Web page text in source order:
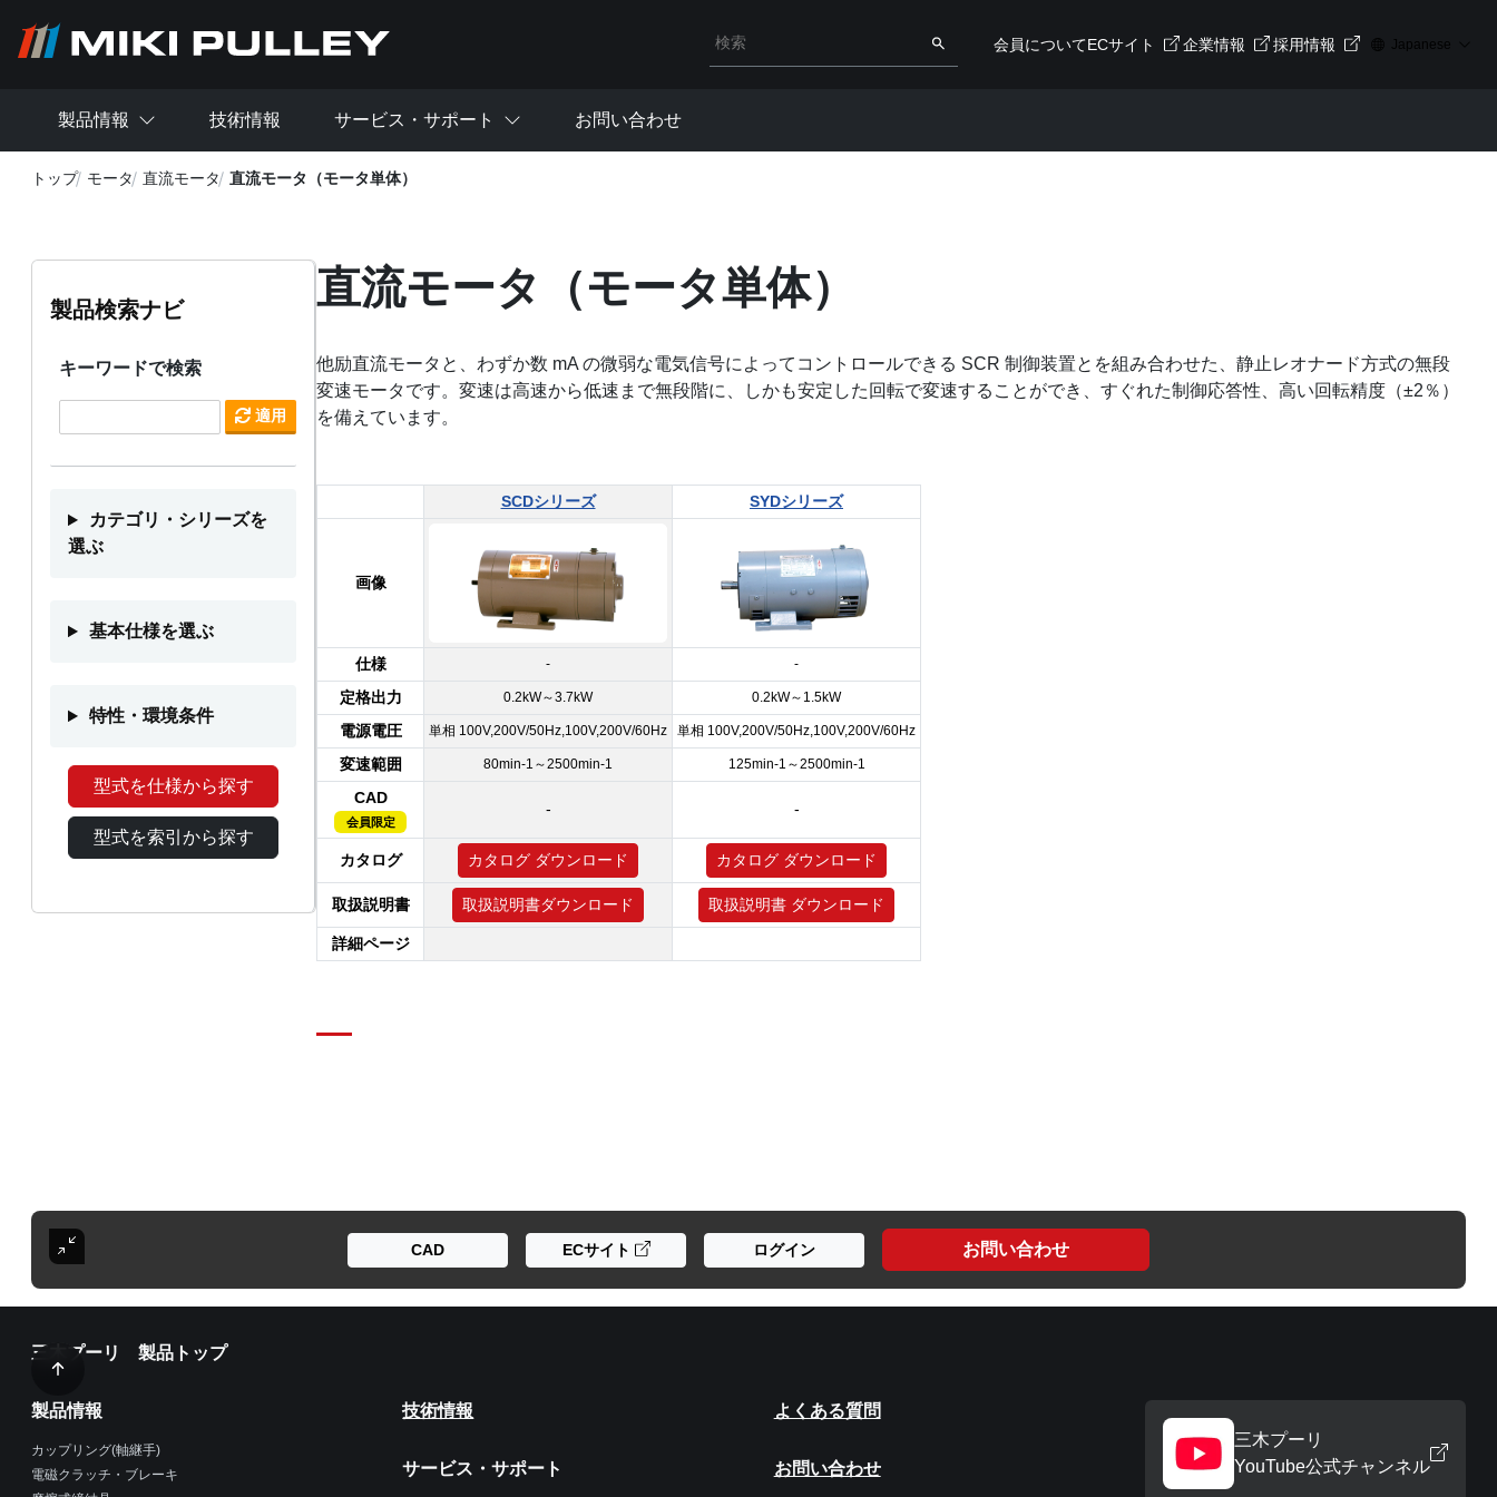
検索キーワード入力 検索
会員についてECサイト 企業情報 採用情報 Japanese
製品情報 技術情報 サービス・サポート お問い合わせ
トップ モータ 直流モータ 直流モータ（モータ単体）
製品検索ナビ
キーワードで検索
適用
カテゴリ・シリーズを
選ぶ
基本仕様を選ぶ
特性・環境条件
型式を仕様から探す
型式を索引から探す
直流モータ（モータ単体）
他励直流モータと、わずか数 mA の微弱な電気信号によってコントロールできる SCR 制御装置とを組み合わせた、静止レオナード方式の無段
変速モータです。変速は高速から低速まで無段階に、しかも安定した回転で変速することができ、すぐれた制御応答性、高い回転精度（±2％）
を備えています。
SCDシリーズ SYDシリーズ
画像
仕様 - -
定格出力 0.2kW～3.7kW 0.2kW～1.5kW
電源電圧 単相 100V,200V/50Hz,100V,200V/60Hz 単相 100V,200V/50Hz,100V,200V/60Hz
変速範囲 80min-1～2500min-1 125min-1～2500min-1
CAD
会員限定
- -
カタログ カタログ ダウンロード カタログ ダウンロード
取扱説明書 取扱説明書ダウンロード 取扱説明書 ダウンロード
詳細ページ
CAD ECサイト ログイン お問い合わせ
三木プーリ 製品トップ
製品情報
カップリング(軸継手)
電磁クラッチ・ブレーキ
技術情報
サービス・サポート
よくある質問
お問い合わせ
三木プーリ
YouTube公式チャンネル